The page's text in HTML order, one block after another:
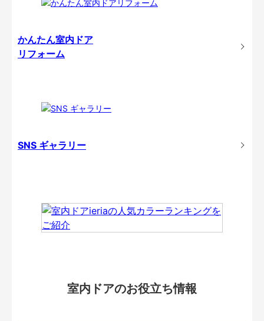
かんたん室内ドア
リフォーム
SNS ギャラリー
室内ドアのお役立ち情報